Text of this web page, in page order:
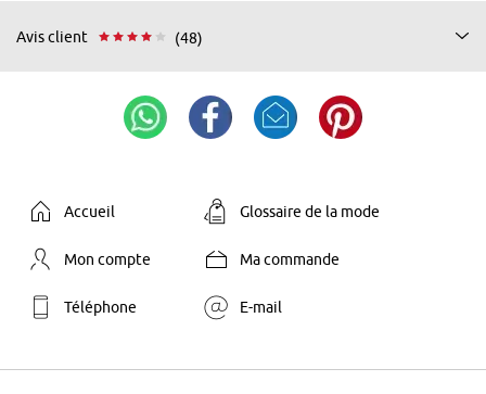
Avis client (48)
Accueil Glossaire de la mode
Mon compte Ma commande
Téléphone E-mail